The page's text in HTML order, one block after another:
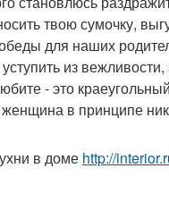
твою сумочку,
для наших
из
- это
в принципе
в доме http://